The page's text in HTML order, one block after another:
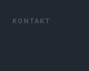
KONTAKT